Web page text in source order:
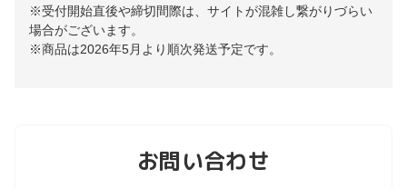
※受付開始直後や締切間際は、サイトが混雑し繋がりづらい
場合がございます。
※商品は2026年5月より順次発送予定です。
お問い合わせ